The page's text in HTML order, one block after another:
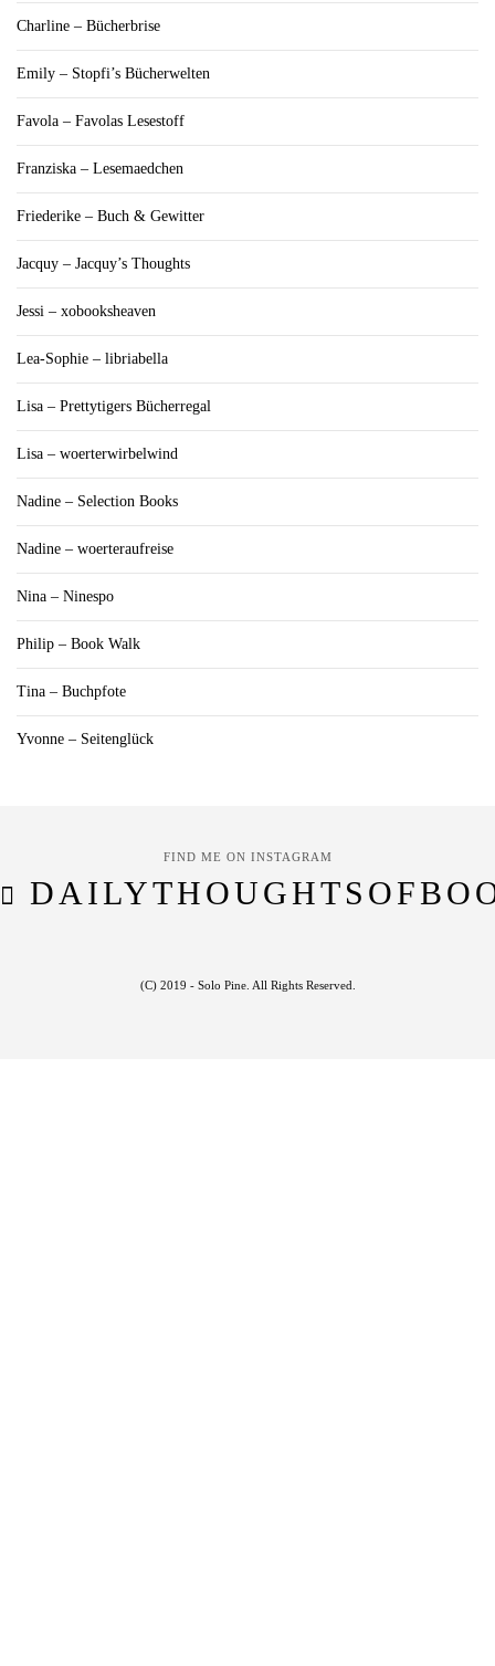
Charline – Bücherbrise
Emily – Stopfi’s Bücherwelten
Favola – Favolas Lesestoff
Franziska – Lesemaedchen
Friederike – Buch & Gewitter
Jacquy – Jacquy’s Thoughts
Jessi – xobooksheaven
Lea-Sophie – libriabella
Lisa – Prettytigers Bücherregal
Lisa – woerterwirbelwind
Nadine – Selection Books
Nadine – woerteraufreise
Nina – Ninespo
Philip – Book Walk
Tina – Buchpfote
Yvonne – Seitenglück
FIND ME ON INSTAGRAM
(C) 2019 - Solo Pine. All Rights Reserved.